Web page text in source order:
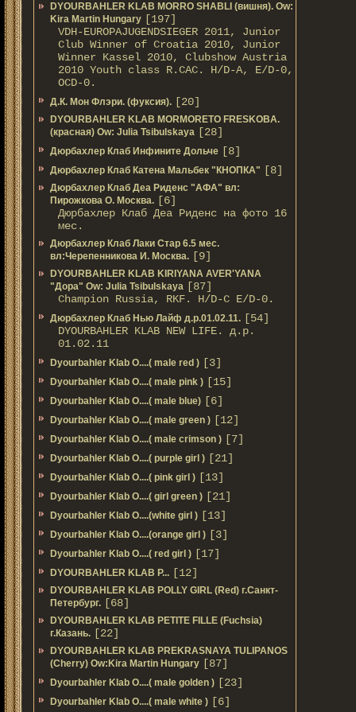
DYOURBAHLER KLAB MORRO SHABLI (вишня). Ow:
Kira Martin Hungary [197]
VDH-EUROPAJUGENDSIEGER 2011, Junior
Club Winner of Croatia 2010, Junior
Winner Kassel 2010, Clubshow Austria
2010 Youth class R.CAC. Н/D-A, E/D-0,
OCD-0.
Д.К. Мон Флэри. (фуксия). [20]
DYOURBAHLER KLAB MORMORETO FRESKOBA.
(красная) Ow: Julia Tsibulskaya [28]
Дюрбахлер Клаб Инфините Дольче [8]
Дюрбахлер Клаб Катена Мальбек "КНОПКА" [8]
Дюрбахлер Клаб Деа Риденс "АФА" вл:
Пирожкова О. Москва. [6]
Дюрбахлер Клаб Деа Риденс на фото 16
мес.
Дюрбахлер Клаб Лаки Стар 6.5 мес.
вл:Черепенникова И. Москва. [9]
DYOURBAHLER KLAB KIRIYANA AVER'YANA
"Дора" Ow: Julia Tsibulskaya [87]
Champion Russia, RKF. H/D-С E/D-0.
Дюрбахлер Клаб Нью Лайф д.р.01.02.11. [54]
DYOURBAHLER KLAB NEW LIFE. д.р.
01.02.11
Dyourbahler Klab O....( male red ) [3]
Dyourbahler Klab O....( male pink ) [15]
Dyourbahler Klab O....( male blue) [6]
Dyourbahler Klab O....( male green ) [12]
Dyourbahler Klab O....( male crimson ) [7]
Dyourbahler Klab O....( purple girl ) [21]
Dyourbahler Klab O....( pink girl ) [13]
Dyourbahler Klab O....( girl green ) [21]
Dyourbahler Klab O....(white girl ) [13]
Dyourbahler Klab O....(orange girl ) [3]
Dyourbahler Klab O....( red girl ) [17]
DYOURBAHLER KLAB P... [12]
DYOURBAHLER KLAB POLLY GIRL (Red) г.Санкт-
Петербург. [68]
DYOURBAHLER KLAB PETITE FILLE (Fuchsia)
г.Казань. [22]
DYOURBAHLER KLAB PREKRASNAYA TULIPANOS
(Cherry) Ow:Kira Martin Hungary [87]
Dyourbahler Klab O....( male golden ) [23]
Dyourbahler Klab O....( male white ) [6]